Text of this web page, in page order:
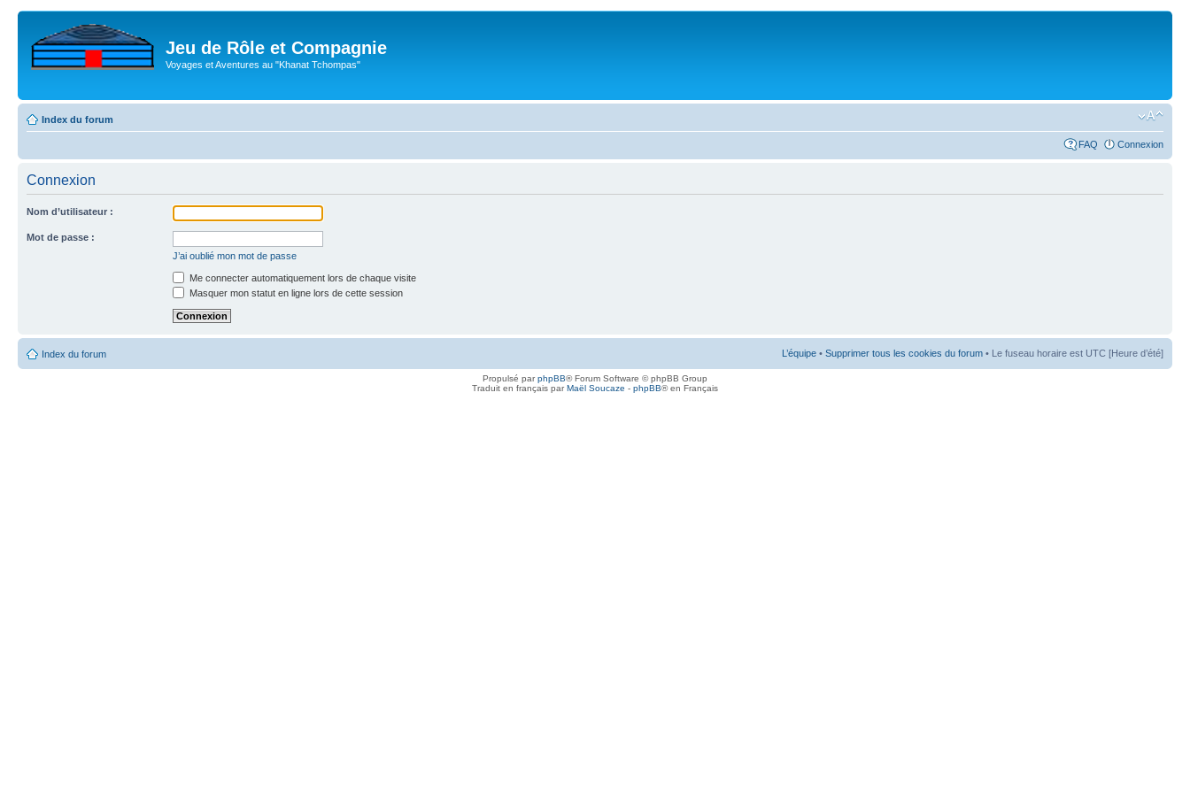
Jeu de Rôle et Compagnie
Voyages et Aventures au "Khanat Tchompas"
Index du forum
FAQ Connexion
Connexion
Nom d’utilisateur :
Mot de passe :
J’ai oublié mon mot de passe
Me connecter automatiquement lors de chaque visite
Masquer mon statut en ligne lors de cette session
Index du forum L’équipe • Supprimer tous les cookies du forum • Le fuseau horaire est UTC [Heure d’été]
Propulsé parphpBB® Forum Software © phpBB Group
Traduit en français parMaël Soucaze - phpBB® en Français